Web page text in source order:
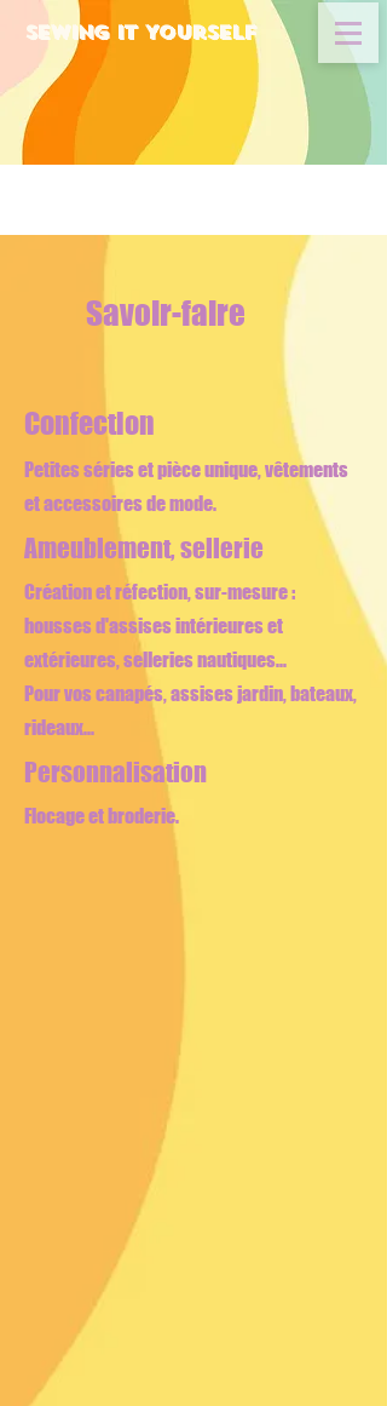
Sewing It Yourself
Savoir-faire
Confection
Petites séries et pièce unique, vêtements
et accessoires de mode.
Ameublement, sellerie
Création et réfection, sur-mesure :
housses d'assises intérieures et
extérieures, selleries nautiques...
Pour vos canapés, assises jardin, bateaux,
rideaux...
Personnalisation
Flocage et broderie.